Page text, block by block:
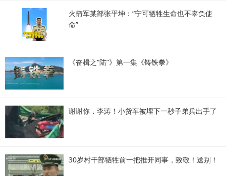
火箭军某部张平坤：“宁可牺牲生命也不辜负使
命”
《奋楫之“陆”》第一集《铸铁拳》
谢谢你，李涛！小货车被埋下一秒子弟兵出手了
30岁村干部牺牲前一把推开同事，致敬！送别！